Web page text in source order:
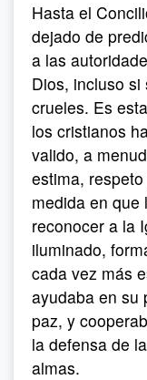
Hasta el
dejado de
a las
Dios, incluso
crueles. Es
los cristianos
valido, a
estima,
medida en que
reconocer a la
iluminado,
cada vez más
ayudaba en su
paz, y
la defensa de
almas.